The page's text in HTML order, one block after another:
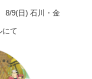
9(日) 石川・金
にて